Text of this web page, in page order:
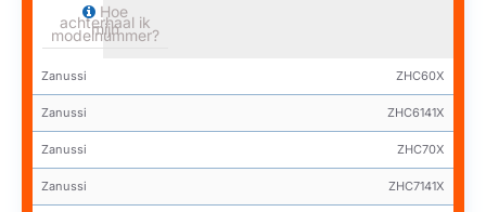
Hoe
achterhaal ik
mijn
modelnummer?
Zanussi ZHC60X
Zanussi ZHC6141X
Zanussi ZHC70X
Zanussi ZHC7141X